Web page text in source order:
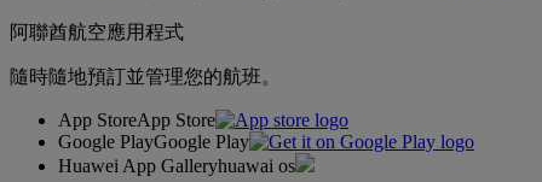
阿聯酋航空應用程式
隨時隨地預訂並管理您的航班。
App StoreApp Store
Google PlayGoogle Play
Huawei App Galleryhuawai os